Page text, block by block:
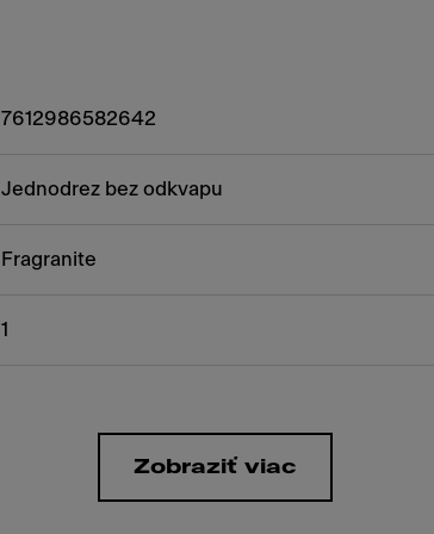
7612986582642
Jednodrez bez odkvapu
Fragranite
1
Zobraziť viac